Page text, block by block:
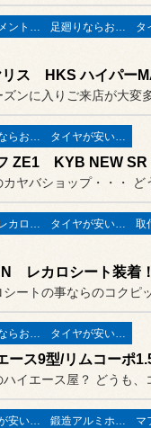
アライメントで走りが変わる♬ 足廻りならお任せ♬
足廻りならお任せ♬ タイヤが安い(^^♪
帯広でレカロシート取扱店 タイヤが安い(^^♪
レカロシート装着！
足廻りならお任せ♬ タイヤが安い(^^♪
タイヤが安い(^^♪ 鍛造アルミホイール